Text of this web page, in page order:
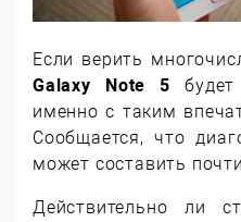
Если верить
Galaxy Note 5
именно с таким
Сообщается, что
может составить
Действительно ли